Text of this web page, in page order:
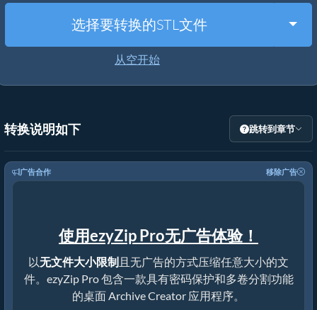
其他工具
选择要转换的STL文件
从空开始
转换说明如下 跳转到章节
广告合作 移除广告
使用ezyZip Pro无广告体验！
以无文件大小限制且无广告的方式压缩任意大小的文
件。ezyZip Pro 包含一款具有密码保护和多卷分割功能
的桌面 Archive Creator 应用程序。